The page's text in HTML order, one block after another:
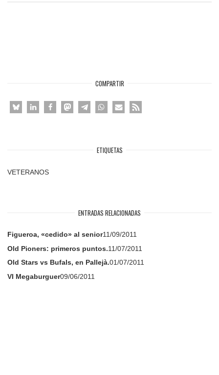
COMPARTIR
ETIQUETAS
VETERANOS
ENTRADAS RELACIONADAS
Figueroa, «cedido» al senior11/09/2011
Old Pioners: primeros puntos.11/07/2011
Old Stars vs Bufals, en Pallejà.01/07/2011
VI Megaburguer09/06/2011